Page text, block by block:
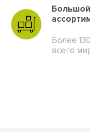
Большой
Более
всего